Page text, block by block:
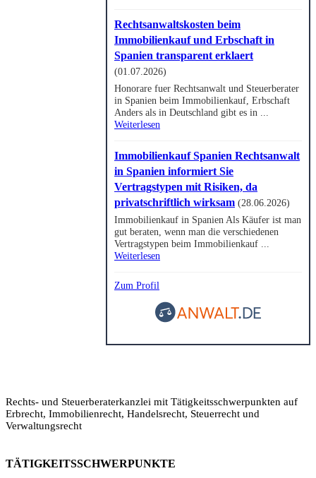
Rechtsanwaltskosten beim
Immobilienkauf und Erbschaft in
Spanien transparent erklaert
(01.07.2026)
Honorare fuer Rechtsanwalt und Steuerberater
in Spanien beim Immobilienkauf, Erbschaft
Anders als in Deutschland gibt es in ...
Weiterlesen
Immobilienkauf Spanien Rechtsanwalt
in Spanien informiert Sie
Vertragstypen mit Risiken, da
privatschriftlich wirksam (28.06.2026)
Immobilienkauf in Spanien Als Käufer ist man
gut beraten, wenn man die verschiedenen
Vertragstypen beim Immobilienkauf ...
Weiterlesen
Zum Profil
Rechts- und Steuerberaterkanzlei mit Tätigkeitsschwerpunkten auf
Erbrecht, Immobilienrecht, Handelsrecht, Steuerrecht und
Verwaltungsrecht
TÄTIGKEITSSCHWERPUNKTE